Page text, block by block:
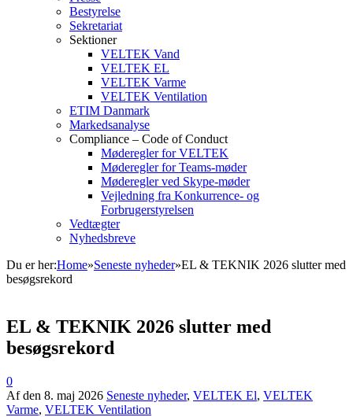
Bestyrelse
Sekretariat
Sektioner
VELTEK Vand
VELTEK EL
VELTEK Varme
VELTEK Ventilation
ETIM Danmark
Markedsanalyse
Compliance – Code of Conduct
Møderegler for VELTEK
Møderegler for Teams-møder
Møderegler ved Skype-møder
Vejledning fra Konkurrence- og
Forbrugerstyrelsen
Vedtægter
Nyhedsbreve
Du er her:Home»Seneste nyheder»EL & TEKNIK 2026 slutter med
besøgsrekord
EL & TEKNIK 2026 slutter med
besøgsrekord
0
Afden 8. maj 2026 Seneste nyheder, VELTEK El, VELTEK
Varme, VELTEK Ventilation